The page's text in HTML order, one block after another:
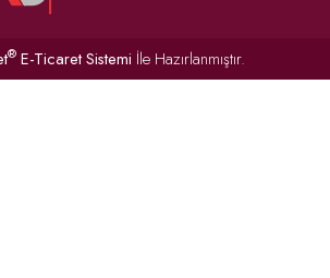
® E-Ticaret Sistemi İle Hazırlanmıştır.